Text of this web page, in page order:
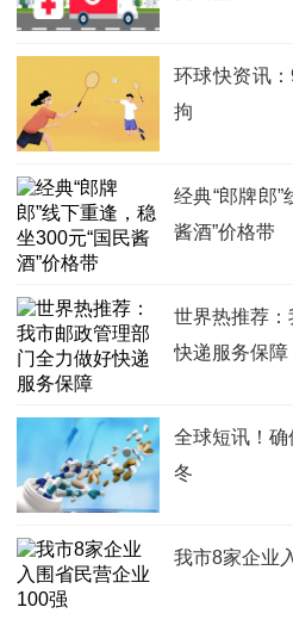
环球快资讯
拘
经典“郎牌郎
酱酒”价格带
世界热推荐
快递服务保障
全球短讯！
冬
我市8家企业